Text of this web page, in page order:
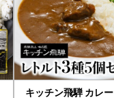
キッチン飛騨 カレー 3種5